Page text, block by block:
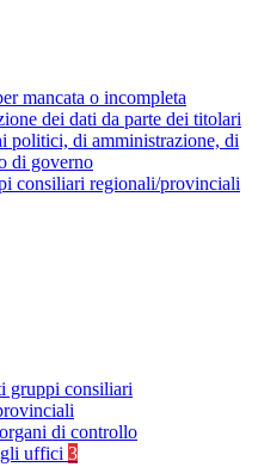
mancata o incompleta
dei dati da parte dei titolari
politici, di amministrazione, di
di governo
consiliari regionali/provinciali
gruppi consiliari
di controllo
uffici 3